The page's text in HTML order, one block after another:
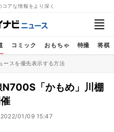
アな情報をより深く
コミック おもちゃ 特撮 将棋
ースを優先表示する方法
「かもめ」川棚
2022/01/09 15:47